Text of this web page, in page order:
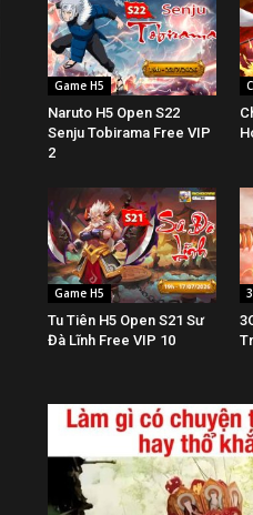
Game H5
Naruto H5 Open S22
Senju Tobirama Free VIP
2
Game H5
Tu Tiên H5 Open S21 Sư
Đà Lĩnh Free VIP 10